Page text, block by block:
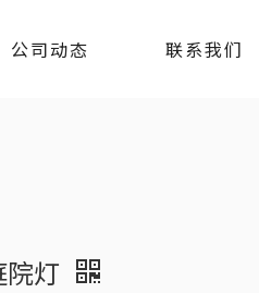
公司动态 联系我们
院灯